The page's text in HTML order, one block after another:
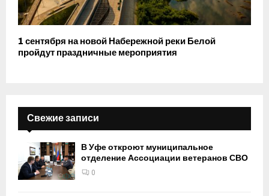
1 сентября на новой Набережной реки Белой
пройдут праздничные мероприятия
Свежие записи
В Уфе откроют муниципальное
отделение Ассоциации ветеранов СВО
0